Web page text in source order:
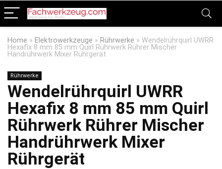
Home » Elektrowerkzeuge » Rührwerke » Wendelrührquirl UWRR
Hexafix 8 mm 85 mm Quirl Rührwerk Rührer Mischer
Handrührwerk Mixer Rührgerät
Rührwerke
Wendelrührquirl UWRR
Hexafix 8 mm 85 mm Quirl
Rührwerk Rührer Mischer
Handrührwerk Mixer
Rührgerät